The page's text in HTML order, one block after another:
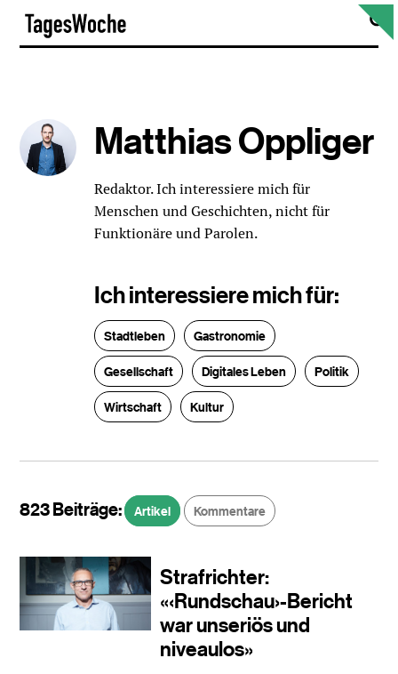
Skip
content
Matthias Oppliger
Redaktor. Ich interessiere mich für
Menschen und Geschichten, nicht für
Funktionäre und Parolen.
Ich interessiere mich für:
Stadtleben Gastronomie
Gesellschaft Digitales Leben Politik
Wirtschaft Kultur
823 Beiträge: Artikel Kommentare
Strafrichter:
«‹Rundschau›-Bericht
war unseriös und
niveaulos»